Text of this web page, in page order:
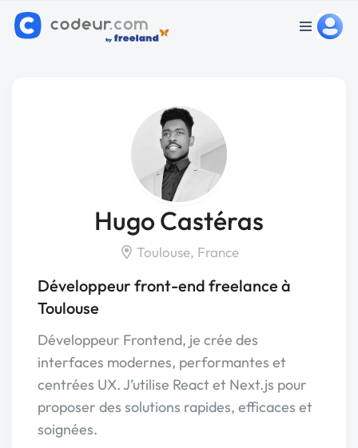
Hugo Castéras
Toulouse, France
Développeur front-end freelance à
Toulouse
Développeur Frontend, je crée des
interfaces modernes, performantes et
centrées UX. J’utilise React et Next.js pour
proposer des solutions rapides, efficaces et
soignées.